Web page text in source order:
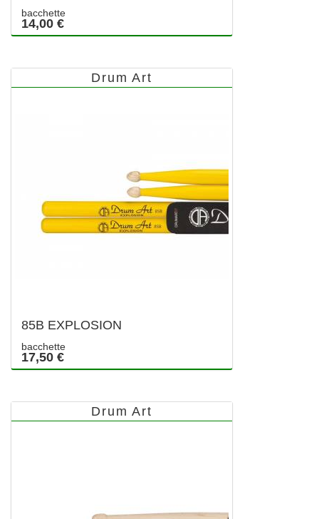
bacchette
14,00 €
Drum Art
85B EXPLOSION
bacchette
17,50 €
Drum Art